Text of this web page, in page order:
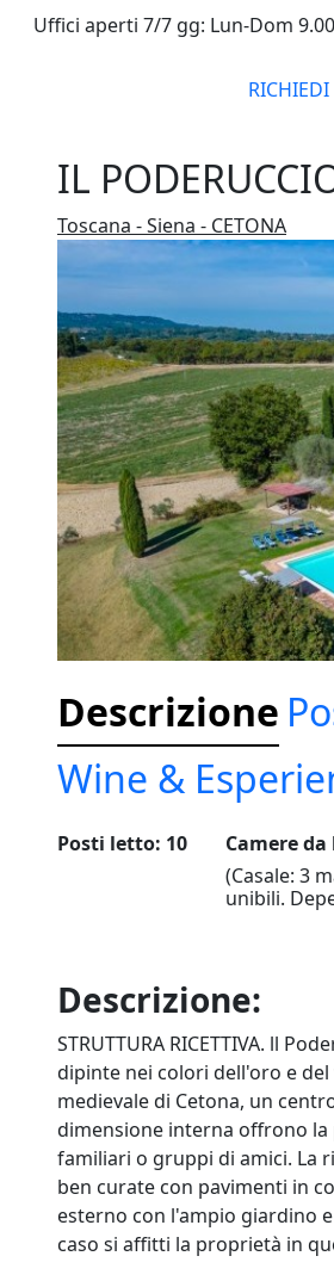
Uffici aperti 7/7 gg: Lun-Dom
IL
Toscana - Siena - CETONA
Descrizione
Wine &
Posti letto: 10
Camere
(Casale: 3
unibili.
Descrizione:
STRUTTURA RICETTIVA. ll
dipinte nei colori dell'oro e
medievale di Cetona, un
dimensione interna offrono
familiari o gruppi di amici. La
ben curate con pavimenti in
esterno con l'ampio giardino
caso si affitti la proprietà in